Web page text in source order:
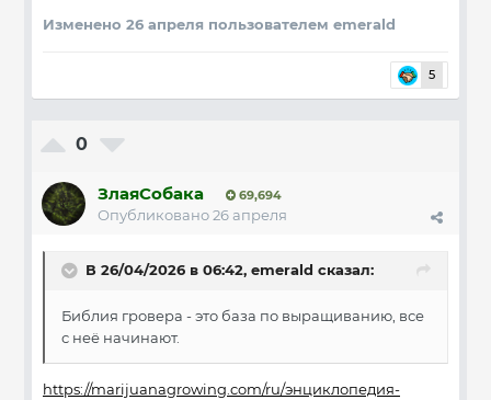
Изменено 26 апреля пользователем emerald
5
0
ЗлаяСобака 69,694
Опубликовано26 апреля
В 26/04/2026 в 06:42, emerald сказал:
Библия гровера - это база по выращиванию, все
с неё начинают.
https://marijuanagrowing.com/ru/энциклопедия-